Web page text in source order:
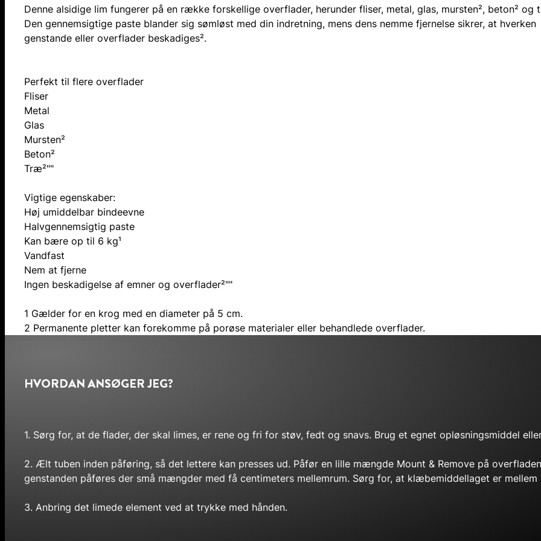
Denne alsidige lim fungerer på en række forskellige overflader, herunder fliser, metal, glas, mursten², beton² og
Den gennemsigtige paste blander sig sømløst med din indretning, mens dens nemme fjernelse sikrer, at hverken
genstande eller overflader beskadiges².
Perfekt til flere overflader
Fliser
Metal
Glas
Mursten²
Beton²
Træ²""
Vigtige egenskaber:
Høj umiddelbar bindeevne
Halvgennemsigtig paste
Kan bære op til 6 kg¹
Vandfast
Nem at fjerne
Ingen beskadigelse af emner og overflader²""
1 Gælder for en krog med en diameter på 5 cm.
2 Permanente pletter kan forekomme på porøse materialer eller behandlede overflader.
HVORDAN ANSØGER JEG?
1. Sørg for, at de flader, der skal limes, er rene og fri for støv, fedt og snavs. Brug et egnet opløsningsmiddel
2. Ælt tuben inden påføring, så det lettere kan presses ud. Påfør en lille mængde Mount & Remove på
genstanden påføres der små mængder med få centimeters mellemrum. Sørg for, at klæbemiddellaget er mellem
3. Anbring det limede element ved at trykke med hånden.